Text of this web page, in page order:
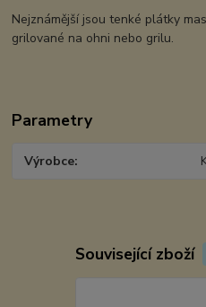
Nejznámější jsou tenké plátky
grilované na ohni nebo grilu.
Parametry
Výrobce
Související zboží